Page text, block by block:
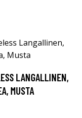
LANGALLINEN,
MUSTA